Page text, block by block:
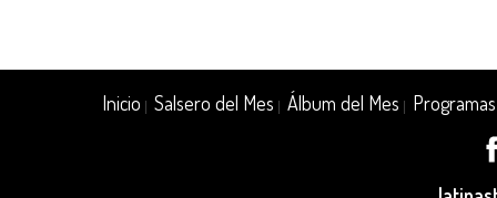
Inicio |Salsero del Mes |Álbum del Mes Programas